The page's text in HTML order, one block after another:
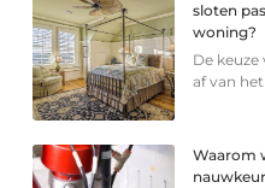
sloten
woning?
De
af van
Waarom